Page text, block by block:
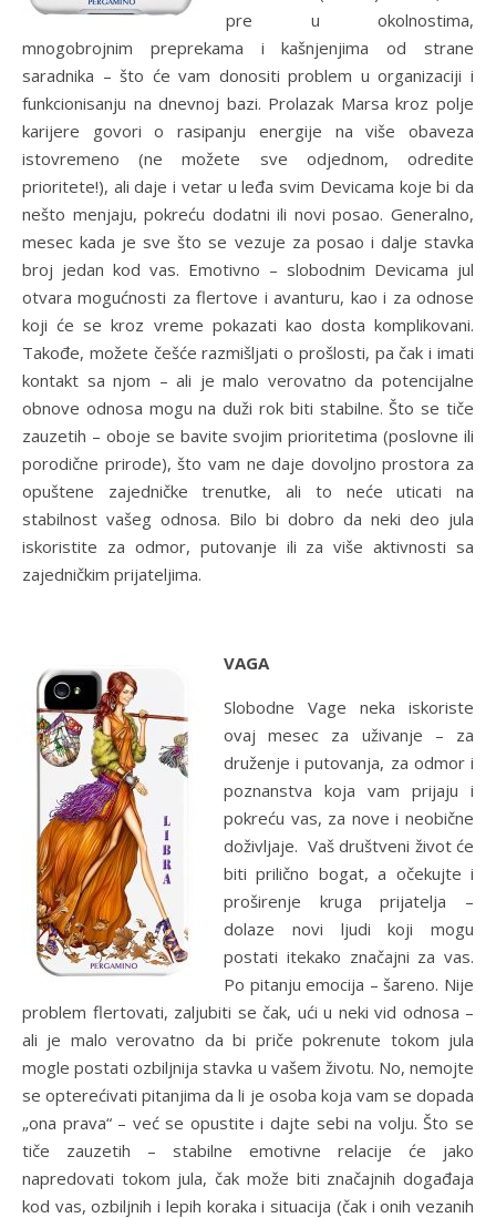
pre u okolnostima,
mnogobrojnim preprekama i kašnjenjima od strane
saradnika – što će vam donositi problem u organizaciji i
funkcionisanju na dnevnoj bazi. Prolazak Marsa kroz polje
karijere govori o rasipanju energije na više obaveza
istovremeno (ne možete sve odjednom, odredite
prioritete!), ali daje i vetar u leđa svim Devicama koje bi da
nešto menjaju, pokreću dodatni ili novi posao. Generalno,
mesec kada je sve što se vezuje za posao i dalje stavka
broj jedan kod vas. Emotivno – slobodnim Devicama jul
otvara mogućnosti za flertove i avanturu, kao i za odnose
koji će se kroz vreme pokazati kao dosta komplikovani.
Takođe, možete češće razmišljati o prošlosti, pa čak i imati
kontakt sa njom – ali je malo verovatno da potencijalne
obnove odnosa mogu na duži rok biti stabilne. Što se tiče
zauzetih – oboje se bavite svojim prioritetima (poslovne ili
porodične prirode), što vam ne daje dovoljno prostora za
opuštene zajedničke trenutke, ali to neće uticati na
stabilnost vašeg odnosa. Bilo bi dobro da neki deo jula
iskoristite za odmor, putovanje ili za više aktivnosti sa
zajedničkim prijateljima.
VAGA
Slobodne Vage neka iskoriste
ovaj mesec za uživanje – za
druženje i putovanja, za odmor i
poznanstva koja vam prijaju i
pokreću vas, za nove i neobične
doživljaje. Vaš društveni život će
biti prilično bogat, a očekujte i
proširenje kruga prijatelja –
dolaze novi ljudi koji mogu
postati itekako značajni za vas.
Po pitanju emocija – šareno. Nije
problem flertovati, zaljubiti se čak, ući u neki vid odnosa –
ali je malo verovatno da bi priče pokrenute tokom jula
mogle postati ozbiljnija stavka u vašem životu. No, nemojte
se opterećivati pitanjima da li je osoba koja vam se dopada
„ona prava“ – već se opustite i dajte sebi na volju. Što se
tiče zauzetih – stabilne emotivne relacije će jako
napredovati tokom jula, čak može biti značajnih događaja
kod vas, ozbiljnih i lepih koraka i situacija (čak i onih vezanih